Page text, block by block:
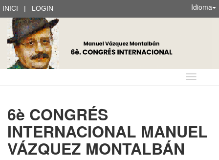
INICI | LOGIN Idioma
Idioma
6è CONGRÉS
INTERNACIONAL MANUEL
VÁZQUEZ MONTALBÁN